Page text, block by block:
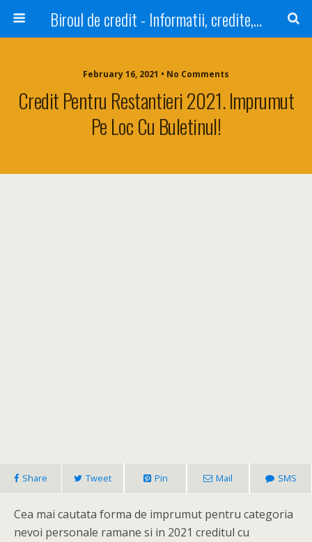
Biroul de credit - Informatii, credite, refinantare
February 16, 2021 • No Comments
Credit Pentru Restantieri 2021. Imprumut
Pe Loc Cu Buletinul!
Share Tweet Pin Mail SMS
Cea mai cautata forma de imprumut pentru categoria
nevoi personale ramane si in 2021 creditul cu